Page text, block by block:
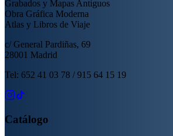
Grabados y Mapas Antiguos
Obra Gráfica Moderna
Atlas y Libros de Viaje
c/ General Pardiñas, 69
28001 Madrid
Tel: 652 41 03 78 / 915 64 15 19
Catálogo